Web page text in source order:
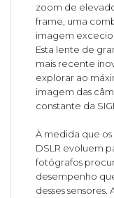
zoom de
frame, uma
imagem
Esta lente de
mais recente
explorar ao
imagem das
constante da
À medida que
DSLR evoluem
fotógrafos
desempenho
desses